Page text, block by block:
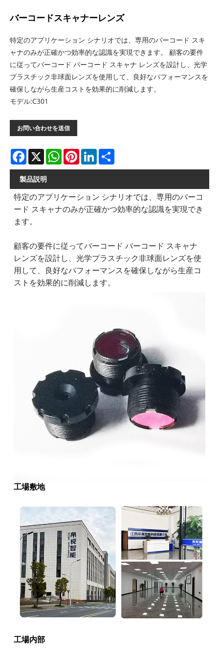
バーコードスキャナーレンズ
特定のアプリケーション シナリオでは、専用のバーコード スキ
ャナのみが正確かつ効率的な認識を実現できます。 顧客の要件
に従ってバーコード バーコード スキャナ レンズを設計し、光学
プラスチック非球面レンズを使用して、良好なパフォーマンスを
確保しながら生産コストを効果的に削減します。
モデル:C301
お問い合わせを送信
Facebook
X WhatsAppPinterestLinkedIn
製品説明
特定のアプリケーション シナリオでは、専用のバーコ
ード スキャナのみが正確かつ効率的な認識を実現でき
ます。
顧客の要件に従ってバーコード バーコード スキャナ
レンズを設計し、光学プラスチック非球面レンズを使
用して、良好なパフォーマンスを確保しながら生産コ
ストを効果的に削減します。
工場敷地
工場内部